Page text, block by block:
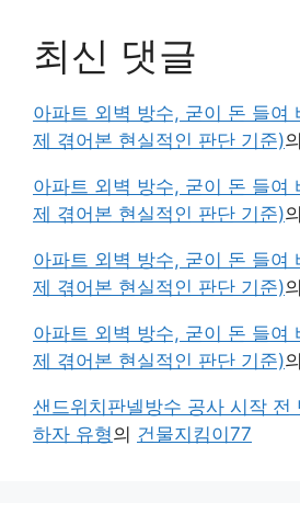
최신 댓글
아파트 외벽 방수, 굳이 돈 들여
제 겪어본 현실적인 판단 기준)의
아파트 외벽 방수, 굳이 돈 들여
제 겪어본 현실적인 판단 기준)의
아파트 외벽 방수, 굳이 돈 들여
제 겪어본 현실적인 판단 기준)의
아파트 외벽 방수, 굳이 돈 들여
제 겪어본 현실적인 판단 기준)의
샌드위치판넬방수 공사 시작 전
하자 유형의 건물지킴이77